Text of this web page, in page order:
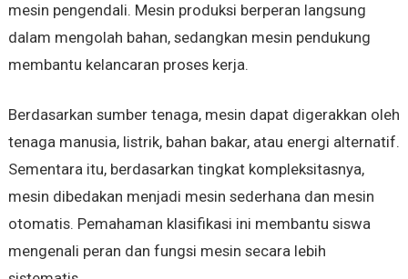
mesin pengendali. Mesin produksi berperan langsung
dalam mengolah bahan, sedangkan mesin pendukung
membantu kelancaran proses kerja.
Berdasarkan sumber tenaga, mesin dapat digerakkan oleh
tenaga manusia, listrik, bahan bakar, atau energi alternatif.
Sementara itu, berdasarkan tingkat kompleksitasnya,
mesin dibedakan menjadi mesin sederhana dan mesin
otomatis. Pemahaman klasifikasi ini membantu siswa
mengenali peran dan fungsi mesin secara lebih